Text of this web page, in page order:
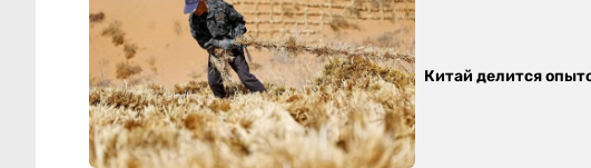
Китай делится